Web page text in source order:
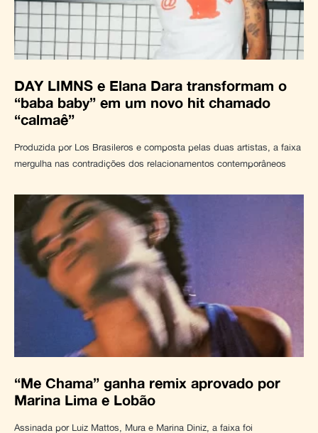
DAY LIMNS e Elana Dara transformam o
“baba baby” em um novo hit chamado
“calmaê”
Produzida por Los Brasileros e composta pelas duas artistas, a faixa
mergulha nas contradições dos relacionamentos contemporâneos
“Me Chama” ganha remix aprovado por
Marina Lima e Lobão
Assinada por Luiz Mattos, Mura e Marina Diniz, a faixa foi